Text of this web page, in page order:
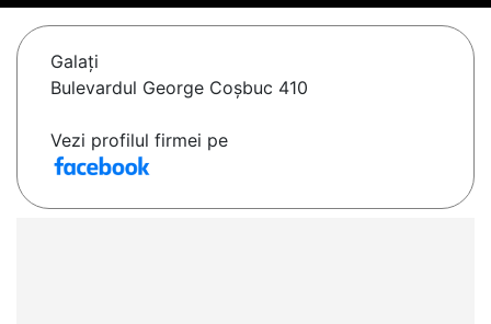
Galaţi
Bulevardul George Coșbuc 410
Vezi profilul firmei pe